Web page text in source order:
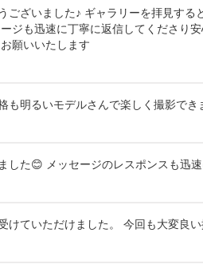
ございました♪ ギャラリーを拝見す
ジも迅速に丁寧に返信してくださり
願いいたします
も明るいモデルさんで楽しく撮影でき
した😊 メッセージのレスポンスも迅
けていただけました。 今回も大変良